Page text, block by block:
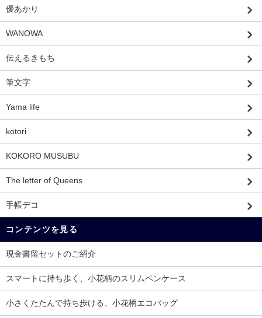
優あかり
WANOWA
伝えるきもち
筆文字
Yama life
kotori
KOKORO MUSUBU
The letter of Queens
手帳デコ
コンテンツを見る
現金書留セットのご紹介
スマートに持ち歩く、小花柄のスリムペンケース
小さくたたんで持ち歩ける、小花柄エコバッグ